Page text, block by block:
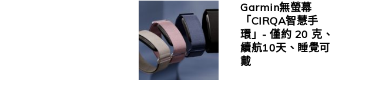
Garmin無螢幕
「CIRQA智慧手
環」- 僅約 20 克、
續航10天、睡覺可
戴